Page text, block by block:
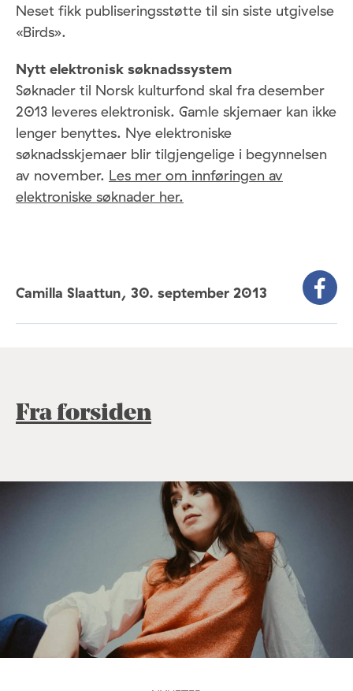
Neset fikk publiseringsstøtte til sin siste utgivelse
«Birds».
Nytt elektronisk søknadssystem
Søknader til Norsk kulturfond skal fra desember
2013 leveres elektronisk. Gamle skjemaer kan ikke
lenger benyttes. Nye elektroniske
søknadsskjemaer blir tilgjengelige i begynnelsen
av november. Les mer om innføringen av
elektroniske søknader her.
Camilla Slaattun, 30. september 2013
Fra forsiden